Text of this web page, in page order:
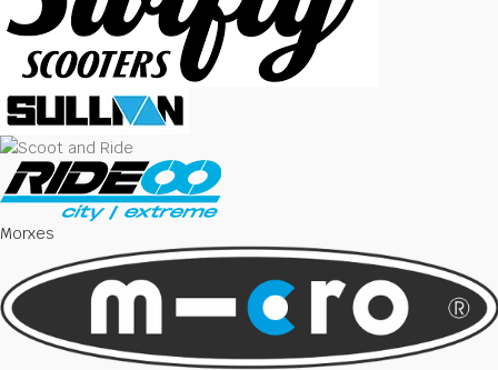
Morxes